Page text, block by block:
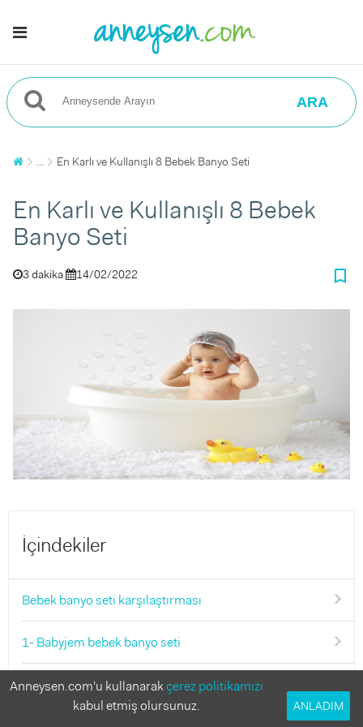
ARA
... En Karlı ve Kullanışlı 8 Bebek Banyo Seti
En Karlı ve Kullanışlı 8 Bebek
Banyo Seti
3 dakika 14/02/2022 bookmark_border
İçindekiler
Bebek banyo seti karşılaştırması
1- Babyjem bebek banyo seti
2- Sevi Bebe bebek banyo seti
Anneysen.com'u kullanarakçerez politikamızı
kabul etmiş olursunuz.
ANLADIM